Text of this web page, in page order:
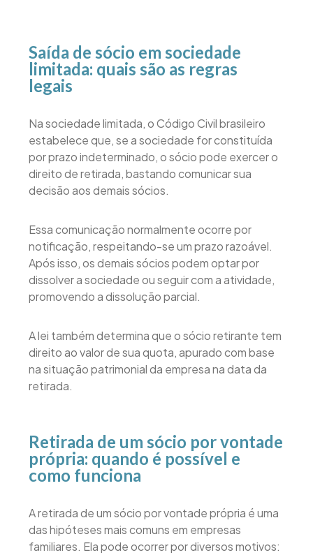
Saída de sócio em sociedade
limitada: quais são as regras
legais
Na sociedade limitada, o Código Civil brasileiro
estabelece que, se a sociedade for constituída
por prazo indeterminado, o sócio pode exercer o
direito de retirada, bastando comunicar sua
decisão aos demais sócios.
Essa comunicação normalmente ocorre por
notificação, respeitando-se um prazo razoável.
Após isso, os demais sócios podem optar por
dissolver a sociedade ou seguir com a atividade,
promovendo a dissolução parcial.
A lei também determina que o sócio retirante tem
direito ao valor de sua quota, apurado com base
na situação patrimonial da empresa na data da
retirada.
Retirada de um sócio por vontade
própria: quando é possível e
como funciona
A retirada de um sócio por vontade própria é uma
das hipóteses mais comuns em empresas
familiares. Ela pode ocorrer por diversos motivos: